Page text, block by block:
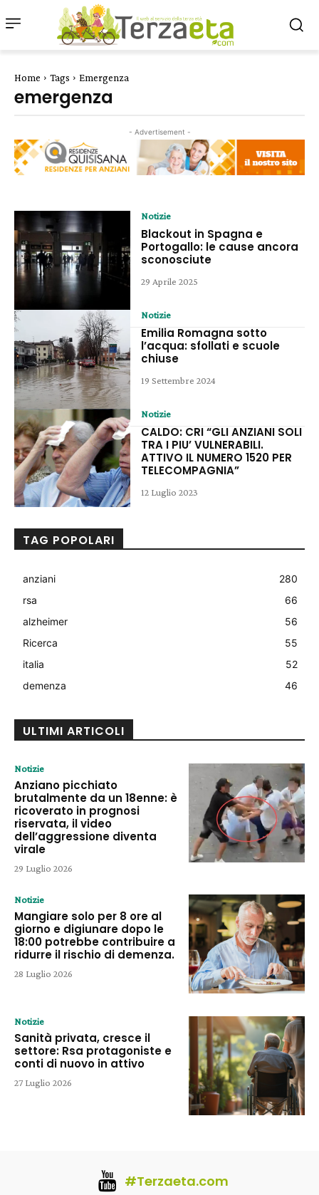
Home Tags Emergenza
emergenza
- Advertisement -
Notizie
Blackout in Spagna e
Portogallo: le cause ancora
sconosciute
29 Aprile 2025
Notizie
Emilia Romagna sotto
l’acqua: sfollati e scuole
chiuse
19 Settembre 2024
Notizie
CALDO: CRI “GLI ANZIANI SOLI
TRA I PIU’ VULNERABILI.
ATTIVO IL NUMERO 1520 PER
TELECOMPAGNIA”
12 Luglio 2023
TAG POPOLARI
anziani
280
rsa
66
alzheimer
56
Ricerca
55
italia
52
demenza
46
ULTIMI ARTICOLI
Notizie
Anziano picchiato
brutalmente da un 18enne: è
ricoverato in prognosi
riservata, il video
dell’aggressione diventa
virale
29 Luglio 2026
Notizie
Mangiare solo per 8 ore al
giorno e digiunare dopo le
18:00 potrebbe contribuire a
ridurre il rischio di demenza.
28 Luglio 2026
Notizie
Sanità privata, cresce il
settore: Rsa protagoniste e
conti di nuovo in attivo
27 Luglio 2026
#Terzaeta.com